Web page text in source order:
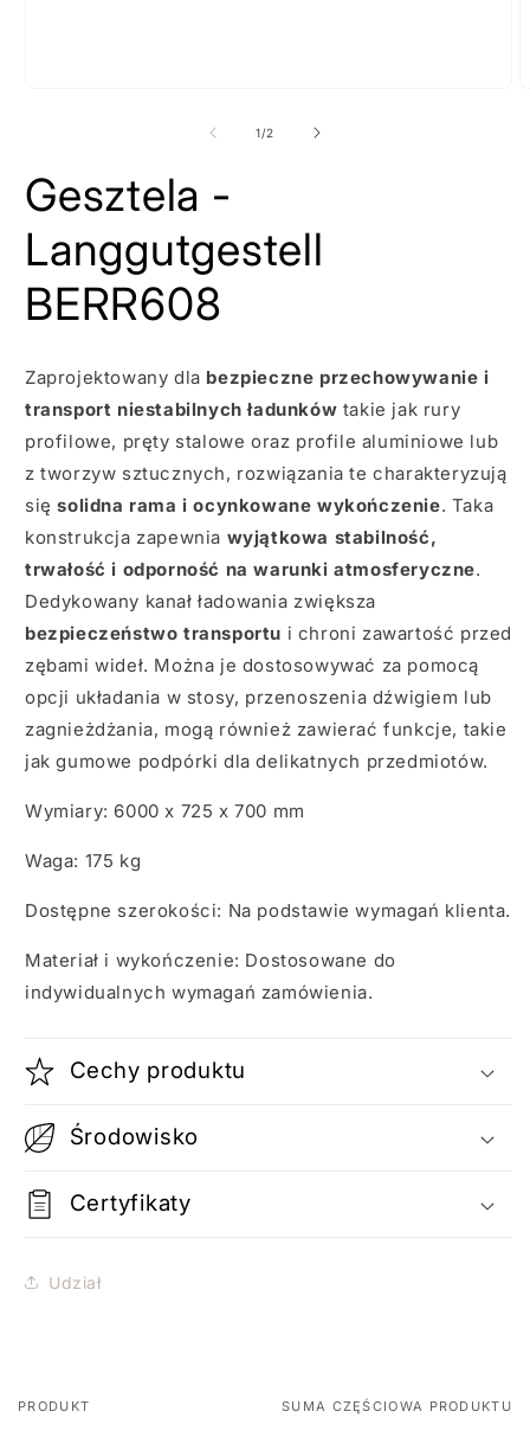
modalnym
1/z2
Gesztela -
Langgutgestell
BERR608
Zaprojektowany dla bezpieczne przechowywanie i
transport niestabilnych ładunków takie jak rury
profilowe, pręty stalowe oraz profile aluminiowe lub
z tworzyw sztucznych, rozwiązania te charakteryzują
sięsolidna rama i ocynkowane wykończenie. Taka
konstrukcja zapewnia wyjątkowa stabilność,
trwałość i odporność na warunki atmosferyczne.
Dedykowany kanał ładowania zwiększa
bezpieczeństwo transportu i chroni zawartość przed
zębami wideł. Można je dostosowywać za pomocą
opcji układania w stosy, przenoszenia dźwigiem lub
zagnieżdżania, mogą również zawierać funkcje, takie
jak gumowe podpórki dla delikatnych przedmiotów.
Wymiary: 6000 x 725 x 700 mm
Waga: 175 kg
Dostępne szerokości: Na podstawie wymagań klienta.
Materiał i wykończenie: Dostosowane do
indywidualnych wymagań zamówienia.
Cechy produktu
Środowisko
Certyfikaty
Udział
Twój
PRODUKT SUMA CZĘŚCIOWA PRODUKTU